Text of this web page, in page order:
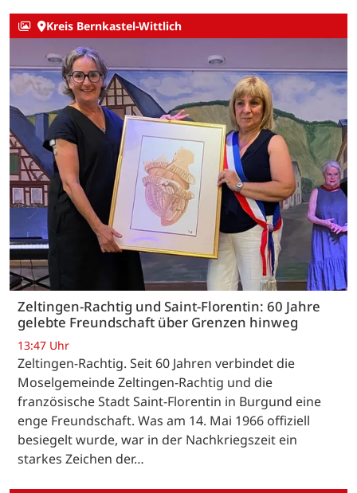
Kreis Bernkastel-Wittlich
Zeltingen-Rachtig und Saint-Florentin: 60 Jahre
gelebte Freundschaft über Grenzen hinweg
13:47 Uhr
Zeltingen-Rachtig. Seit 60 Jahren verbindet die
Moselgemeinde Zeltingen-Rachtig und die
französische Stadt Saint-Florentin in Burgund eine
enge Freundschaft. Was am 14. Mai 1966 offiziell
besiegelt wurde, war in der Nachkriegszeit ein
starkes Zeichen der…